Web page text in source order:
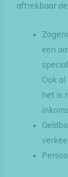
aftrekbaar
een
Ook
het is